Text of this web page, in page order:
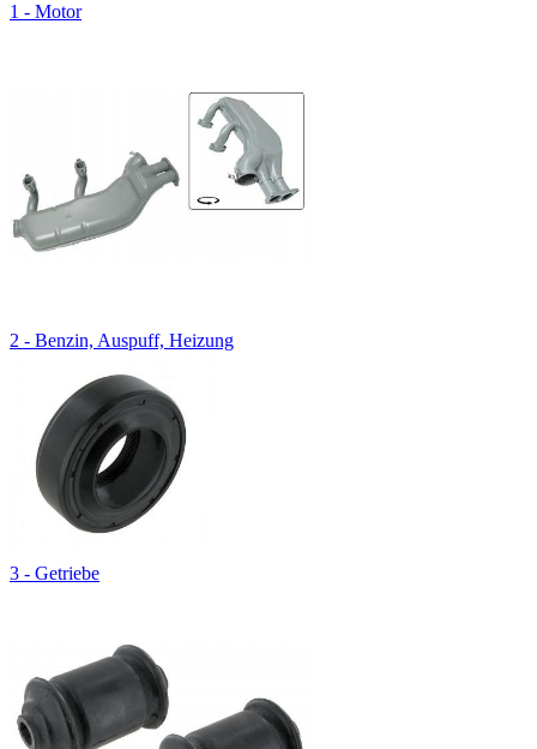
1 - Motor
2 - Benzin, Auspuff, Heizung
3 - Getriebe